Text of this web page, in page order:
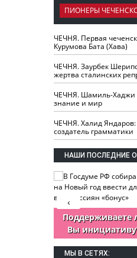
ПИОНЕРЫ
ЧЕЧНЯ. Первая
Курумова Бата (Хава)
ЧЕЧНЯ. Заурбек
жертва сталинских
ЧЕЧНЯ. Шамиль-Хаджи
знание и мир
ЧЕЧНЯ. Халид
создатель грамматики
НАШИ ПОСЛЕДНИЕ
Поддерживаете
Вы
‹
МЫ В СЕТЯХ: